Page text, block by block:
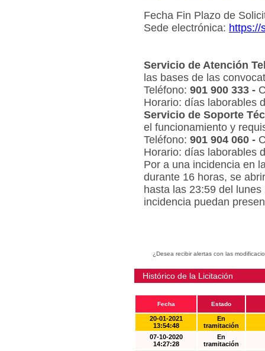
Fecha Fin Plazo de
Sede electrónica: https://
Servicio de Atención
las bases de las
Teléfono: 901 900 333 -
Horario: días laborables
Servicio de Soporte
el funcionamiento y
Teléfono: 901 904 060 -
Horario: días laborables
Por a una incidencia en
durante 16 horas, se
hasta las 23:59 del
incidencia puedan
¿Desea recibir alertas con las
Histórico de la Licitación
Fecha Estado
20-01-2021
13:54:48
En
tramitación
07-10-2020
14:27:28
En
tramitación